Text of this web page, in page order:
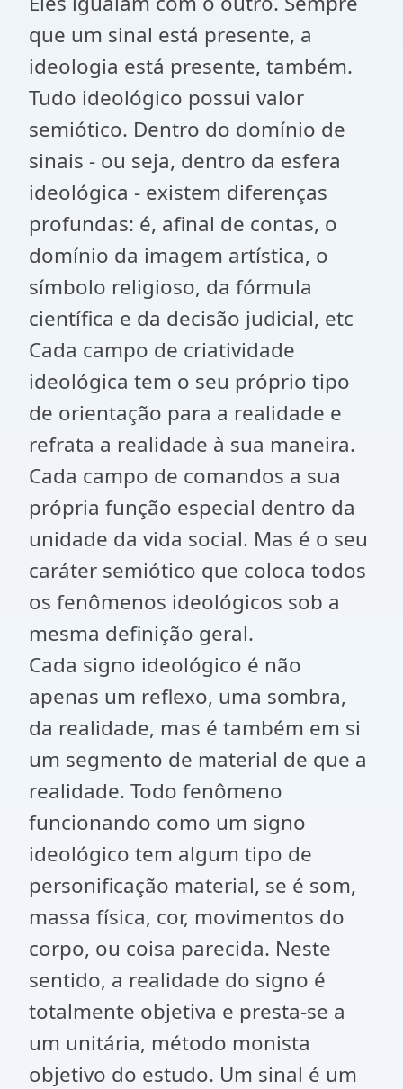
que um sinal está presente, a
ideologia está presente, também.
Tudo ideológico possui valor
semiótico. Dentro do domínio de
sinais - ou seja, dentro da esfera
ideológica - existem diferenças
profundas: é, afinal de contas, o
domínio da imagem artística, o
símbolo religioso, da fórmula
científica e da decisão judicial, etc
Cada campo de criatividade
ideológica tem o seu próprio tipo
de orientação para a realidade e
refrata a realidade à sua maneira.
Cada campo de comandos a sua
própria função especial dentro da
unidade da vida social. Mas é o seu
caráter semiótico que coloca todos
os fenômenos ideológicos sob a
mesma definição geral.
Cada signo ideológico é não
apenas um reflexo, uma sombra,
da realidade, mas é também em si
um segmento de material de que a
realidade. Todo fenômeno
funcionando como um signo
ideológico tem algum tipo de
personificação material, se é som,
massa física, cor, movimentos do
corpo, ou coisa parecida. Neste
sentido, a realidade do signo é
totalmente objetiva e presta-se a
um unitária, método monista
objetivo do estudo. Um sinal é um